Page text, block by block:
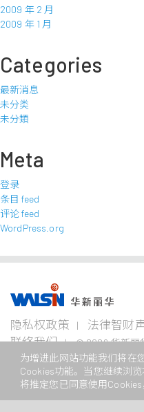
2009 年 2 月
2009 年 1 月
Categories
最新消息
未分类
未分類
Meta
登录
条目 feed
评论 feed
WordPress.org
事业版图
电缆
事业
业
Steeval®
事业
金
隐私权政策 法律智财
联络我们
© 2026 华新丽
本网站支援Edge、Firefox、Safari及
ICP备11082949号
为增进此网站功能我们将在
Cookies功能。当您继续浏
将推定您已同意使用